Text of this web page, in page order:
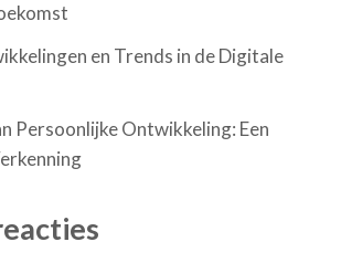
en Trends in de Digitale
Persoonlijke Ontwikkeling: Een